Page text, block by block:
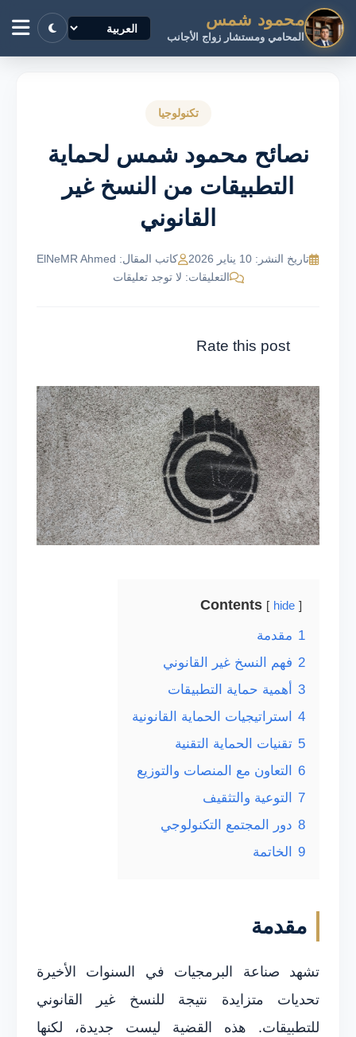
محمود شمس
المحامي ومستشار زواج الأجانب
تكنولوجيا
نصائح محمود شمس لحماية
التطبيقات من النسخ غير
القانوني
تاريخ النشر: 10 يناير 2026
كاتب المقال: ElNeMR Ahmed
التعليقات: لا توجد تعليقات
Rate this post
Contents hide
1 مقدمة
2 فهم النسخ غير القانوني
3
أهمية حماية التطبيقات
4
استراتيجيات الحماية القانونية
5 تقنيات الحماية التقنية
6
التعاون مع المنصات والتوزيع
7
التوعية والتثقيف
8 دور المجتمع التكنولوجي
9
الخاتمة
مقدمة
تشهد صناعة البرمجيات في السنوات الأخيرة
تحديات متزايدة نتيجة للنسخ غير القانوني
للتطبيقات. هذه القضية ليست جديدة، لكنها